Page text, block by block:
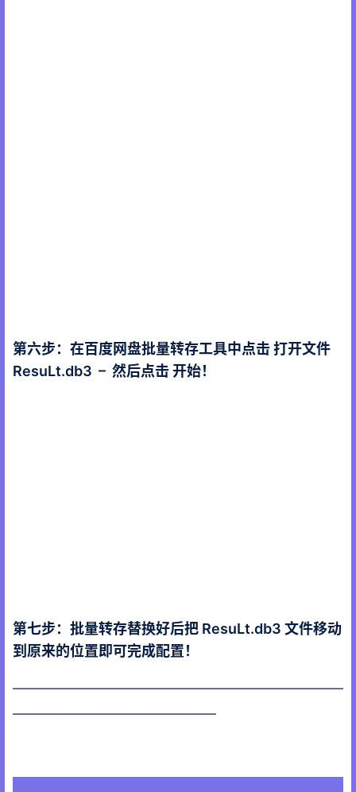
第六步：在百度网盘批量转存工具中点击 打开文件
ResuLt.db3 – 然后点击 开始！
第七步：批量转存替换好后把 ResuLt.db3 文件移动
到原来的位置即可完成配置！
——————————————————————————
————————————————